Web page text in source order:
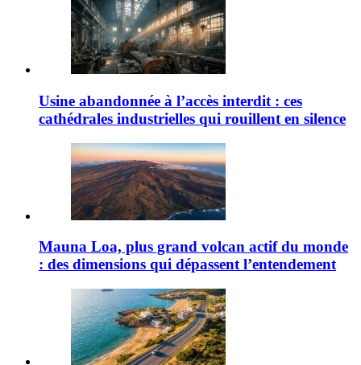
Usine abandonnée à l’accès interdit : ces
cathédrales industrielles qui rouillent en silence
Mauna Loa, plus grand volcan actif du monde
: des dimensions qui dépassent l’entendement